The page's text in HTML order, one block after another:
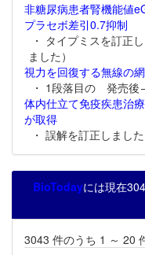
非糖尿病患者腎機能値
プラセボ差引0.7抑制
・ タイプミスを訂正
ました）
視力を回復する無線の
・ 1段落目の 発売後
体内仕立て免疫疾患治
が取得
・ 誤解を訂正しまし
BioTodayには現在
3043 件のうち 1 ～ 20